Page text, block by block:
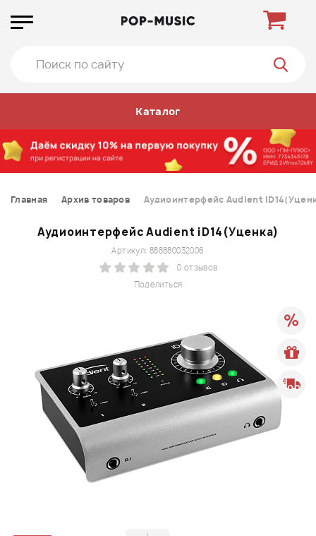
Каталог
Главная Архив товаров Аудиоинтерфейс Audient
Аудиоинтерфейс Audient iD14(Уценка)
Поделиться
Артикул: 888880032006
0 отзывов